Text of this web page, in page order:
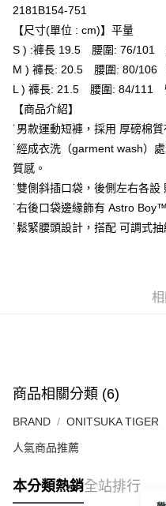
全家取貨付款
每筆NT$80，滿NT$6,000(含
付款後全家取貨
萊爾富取貨付款
每筆NT$80，滿NT$6,000(含
付款後萊爾富取貨
每筆NT$80，滿NT$6,000(含
7-11取貨付款
每筆NT$80，滿NT$6,000(含
2181B154-751
【尺寸(單位 : cm)】平量
S ) :褲長 19.5 腰圍: 76/101
M ) 褲長: 20.5 腰圍: 80/
L ) 褲長: 21.5 腰圍: 84/111
【商品介紹】
˙男款運動短褲，採用 厚磅棉
˙經成衣洗（garment wash）
質感。
˙雙側斜插口袋，後側左右各設
˙右後口袋邊緣飾有 Astro
˙鬆緊腰頭設計，搭配 可調式
商品相關分類 (6)
BRAND ONITSUKA TIGER
人氣商品推薦
本分類熱銷全站排行